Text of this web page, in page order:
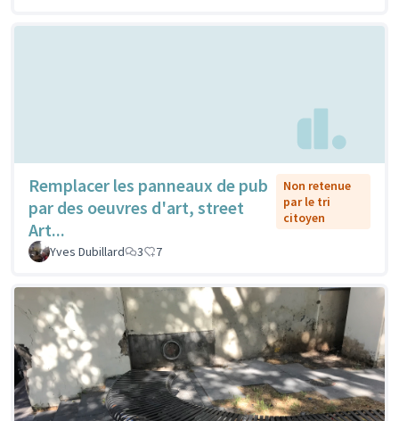
Remplacer les panneaux de pub
par des oeuvres d'art, street
Art...
Non retenue
par le tri
citoyen
Yves Dubillard 3 7